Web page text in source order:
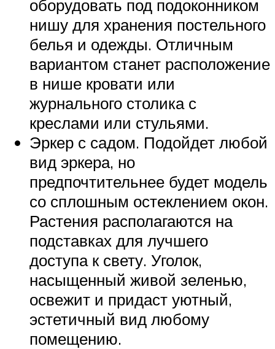
оборудовать под подоконником
нишу для хранения постельного
белья и одежды. Отличным
вариантом станет расположение
в нише кровати или
журнального столика с
креслами или стульями.
Эркер с садом. Подойдет любой
вид эркера, но
предпочтительнее будет модель
со сплошным остеклением окон.
Растения располагаются на
подставках для лучшего
доступа к свету. Уголок,
насыщенный живой зеленью,
освежит и придаст уютный,
эстетичный вид любому
помещению.